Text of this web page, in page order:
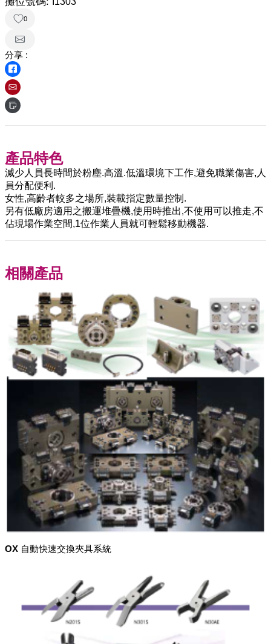
0
分享 :
產品特色
減少人員長時間於粉塵.高溫.低溫環境下工作,避免職業傷害,人
員分配便利.
女性,高齡者較多之場所,裝載指定數量控制.
另有低廠房適用之搬運堆疊機,使用時推出,不使用可以推走,不
佔現場作業空間,1位作業人員就可輕鬆移動機器.
相關產品
OX 自動快速交換夾具系統